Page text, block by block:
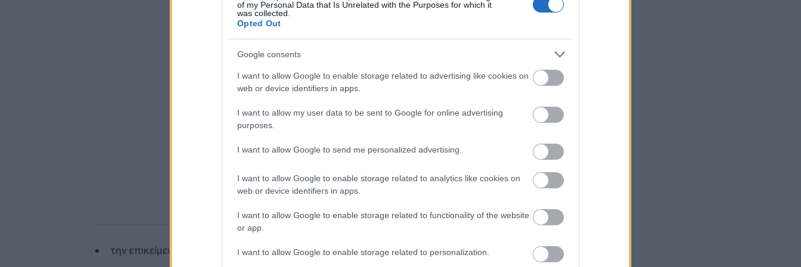
of my Personal Data that Is Unrelated with the Purposes for which it
was collected.
Opted Out
Google consents
I want to allow Google to enable storage related to advertising like cookies on
web or device identifiers in apps.
I want to allow my user data to be sent to Google for online advertising
purposes.
I want to allow Google to send me personalized advertising.
I want to allow Google to enable storage related to analytics like cookies on
web or device identifiers in apps.
I want to allow Google to enable storage related to functionality of the website
or app.
I want to allow Google to enable storage related to personalization.
την επικείμενη είσοδο επενδυτή στις ελληνικές αλυκές,
επόμενης φάσης ανάπτυξης
Prodea: Εγκρίθηκε πρόγραμμα
επαναγοράς έως 1,3 εκατ. ιδίων
μετοχών
εξαμήνου, αύξηση 14% - «Άλμα» 62%
στα κέρδη προ φόρων
Fitch: Ο κίνδυνος διόρθωσης στην AI
απειλεί οικονομία και αγορές
Επιφυλακτικό ρεκόρ στις ευρωαγορές
με το βλέμμα στις διαπραγματεύσεις
19:12
Τρεις συλλήψεις σε Τρίκαλα, Ανατολική
Αττική και Πρέβεζα για πρόκληση
πυροπροστασίας